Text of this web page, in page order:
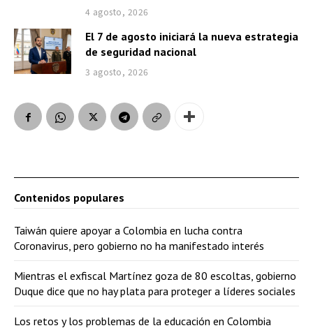
4 agosto, 2026
El 7 de agosto iniciará la nueva estrategia
de seguridad nacional
3 agosto, 2026
Contenidos populares
Taiwán quiere apoyar a Colombia en lucha contra
Coronavirus, pero gobierno no ha manifestado interés
Mientras el exfiscal Martínez goza de 80 escoltas, gobierno
Duque dice que no hay plata para proteger a líderes sociales
Los retos y los problemas de la educación en Colombia